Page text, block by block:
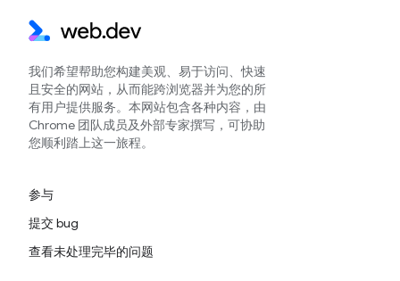
我们希望帮助您构建美观、易于访问、快速
且安全的网站，从而能跨浏览器并为您的所
有用户提供服务。本网站包含各种内容，由
Chrome 团队成员及外部专家撰写，可协助
您顺利踏上这一旅程。
参与
提交 bug
查看未处理完毕的问题